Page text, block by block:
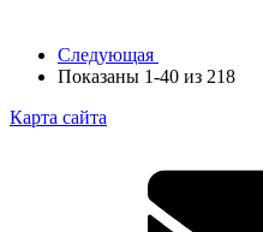
Следующая
Показаны 1-40 из 218
Карта сайта